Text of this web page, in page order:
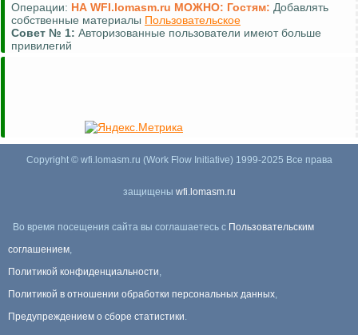
Операции: НА WFI.lomasm.ru МОЖНО: Гостям: Добавлять
собственные материалы Пользовательское
Совет № 1: Авторизованные пользователи имеют больше
привилегий
Copyright © wfi.lomasm.ru (Work Flow Initiative) 1999-2025 Все права
защищены wfi.lomasm.ru
Во время посещения сайта вы соглашаетесь с Пользовательским
соглашением,
Политикой конфиденциальности,
Политикой в отношении обработки персональных данных,
Предупреждением о сборе статистики.